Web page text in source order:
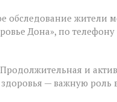
обследование
Дона», по
и
— важную